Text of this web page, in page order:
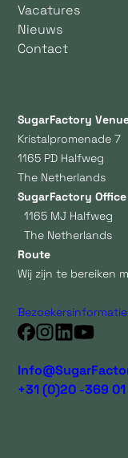
Vacatures
Nieuws
Contact
SugarFactory
Kristalpromenade 7
1165 PD Halfweg
The Netherlands
SugarFactory Office
1165 MJ Halfweg
The Netherlands
Route
Wij zijn te bereiken
Bezoekersinformatie
+31 (0)20 -369 01